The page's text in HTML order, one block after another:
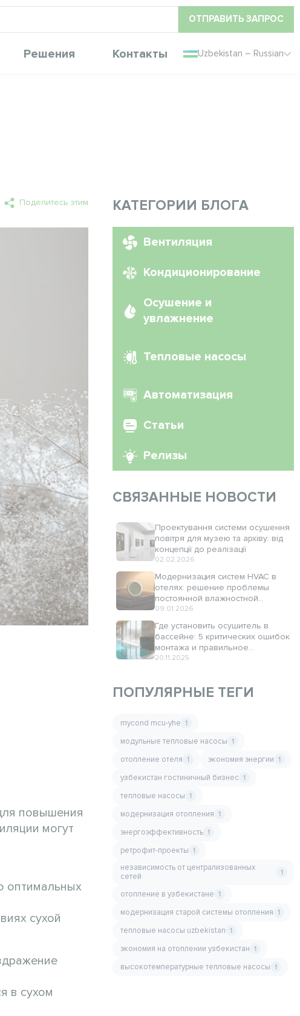
ОТПРАВИТЬ ЗАПРОС
Решения Контакты Uzbekistan – Russian
Поделитесь этим
повышения
могут
оптимальных
сухой
в сухом
КАТЕГОРИИ БЛОГА
Вентиляция
Кондиционирование
Осушение и
увлажнение
Тепловые насосы
Автоматизация
Статьи
Релизы
СВЯЗАННЫЕ НОВОСТИ
Проектування системи осушення
повітря для музею та архіву: від
концепції до реалізації
02.02.2026
Модернизация систем HVAC в
отелях: решение проблемы
постоянной влажностной
нагрузки
09.01.2026
Где установить осушитель в
бассейне: 5 критических ошибок
монтажа и правильное
размещение MBA-G
20.11.2025
ПОПУЛЯРНЫЕ ТЕГИ
mycond mcu-yhe 1
модульные тепловые насосы 1
отопление отеля 1 экономия энергии 1
узбекистан гостиничный бизнес 1
тепловые насосы 1
модернизация отопления 1
энергоэффективность 1
ретрофит-проекты 1
независимость от централизованных
сетей
1
отопление в узбекистане 1
модернизация старой системы отопления 1
тепловые насосы uzbekistan 1
экономия на отоплении узбекистан 1
высокотемпературные тепловые насосы 1